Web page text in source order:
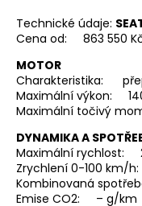
Technické údaje:
Cena od: 863 550
MOTOR
Charakteristika:
Maximální výkon:
Maximální točivý
DYNAMIKA A
Maximální rychlost:
Zrychlení 0-100 km/
Kombinovaná
Emise CO2: – g/km